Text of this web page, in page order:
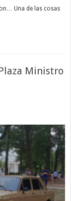
Una de las cosas
Ministro